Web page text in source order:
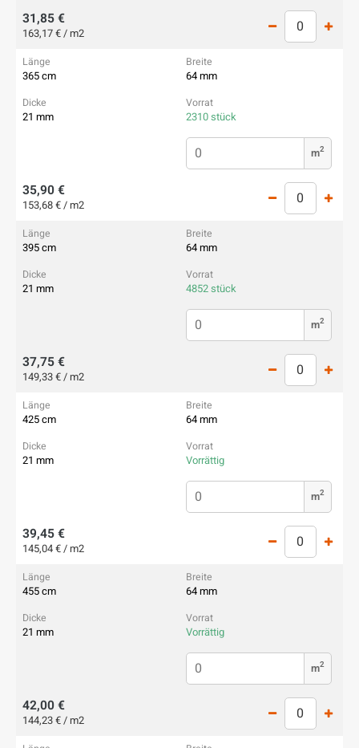
31,85 €
163,17 € / m2
365 cm 64 mm
21 mm 2310 stück
m2
35,90 €
153,68 € / m2
395 cm 64 mm
21 mm 4852 stück
m2
37,75 €
149,33 € / m2
425 cm 64 mm
21 mm Vorrättig
m2
39,45 €
145,04 € / m2
455 cm 64 mm
21 mm Vorrättig
m2
42,00 €
144,23 € / m2